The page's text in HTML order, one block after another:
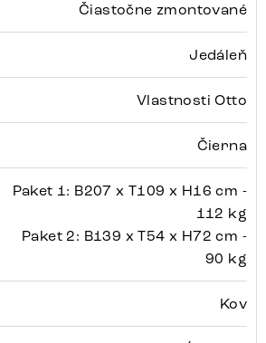
Čiastočne zmontované
Jedáleň
Vlastnosti Otto
Čierna
Paket 1: B207 x T109 x H16 cm -
112 kg
Paket 2: B139 x T54 x H72 cm -
90 kg
Kov